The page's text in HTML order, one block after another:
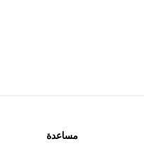
مساعدة